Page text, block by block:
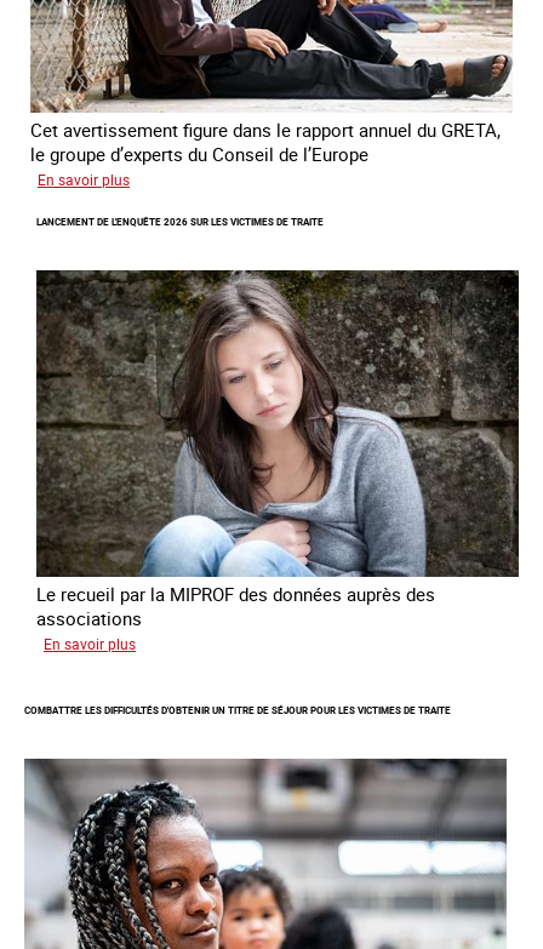
Cet avertissement figure dans le rapport annuel du GRETA,
le groupe d’experts du Conseil de l’Europe
En savoir plus
des
de
traite
à
des
fins
de
criminalité
forcée
en
Europe
LANCEMENT DE L'ENQUÊTE 2026 SUR LES VICTIMES DE TRAITE
Le recueil par la MIPROF des données auprès des
associations
En savoir plus
l'enquête
sur
les
victimes
de
traite
COMBATTRE LES DIFFICULTÉS D'OBTENIR UN TITRE DE SÉJOUR POUR LES VICTIMES DE TRAITE